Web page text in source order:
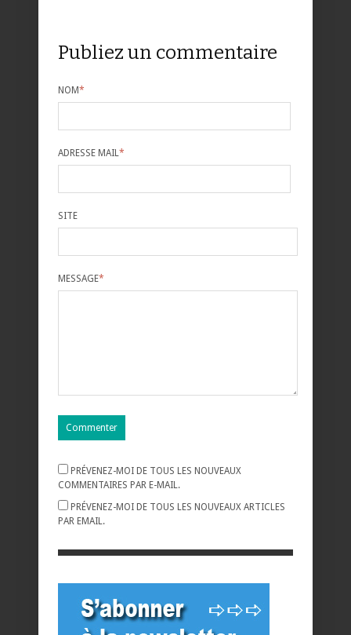
Publiez un commentaire
NOM*
ADRESSE MAIL*
SITE
MESSAGE*
PRÉVENEZ-MOI DE TOUS LES NOUVEAUX
COMMENTAIRES PAR E-MAIL.
PRÉVENEZ-MOI DE TOUS LES NOUVEAUX ARTICLES
PAR EMAIL.